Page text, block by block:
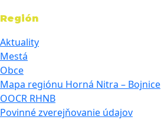
Región
Aktuality
Mestá
Obce
Mapa regiónu Horná Nitra – Bojnice
OOCR RHNB
Povinné zverejňovanie údajov